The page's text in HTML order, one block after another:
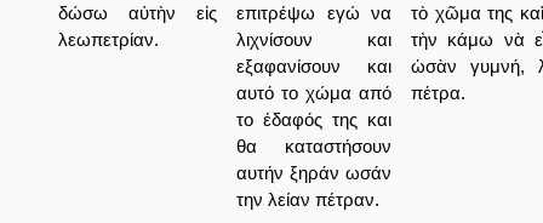
δώσω αὐτὴν εἰς
λεωπετρίαν.
επιτρέψω εγώ να
λιχνίσουν και
εξαφανίσουν και
αυτό το χώμα από
το έδαφός της και
θα καταστήσουν
αυτήν ξηράν ωσάν
την λείαν πέτραν.
τὸ χῶμα της
τὴν κάμω νὰ
ὡσὰν γυμνή,
πέτρα.